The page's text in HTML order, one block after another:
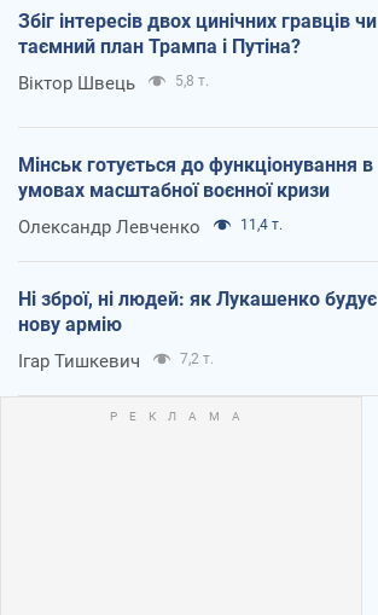
Збіг інтересів двох цинічних гравців чи
таємний план Трампа і Путіна?
Віктор Швець 5,8 т.
Мінськ готується до функціонування в
умовах масштабної воєнної кризи
Олександр Левченко 11,4 т.
Ні зброї, ні людей: як Лукашенко будує
нову армію
Ігар Тишкевич 7,2 т.